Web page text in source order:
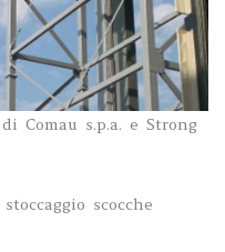
Comau s.p.a. e Strong
scocche